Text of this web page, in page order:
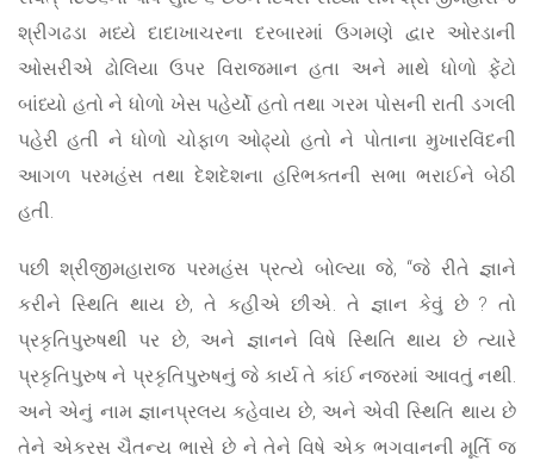
શ્રીગઢડા મધ્યે દાદાખાચરના દરબારમાં ઉગમણે દ્વાર ઓરડાની
ઓસરીએ ઢોલિયા ઉપર વિરાજમાન હતા અને માથે ધોળો ફેંટો
બાંધ્યો હતો ને ધોળો ખેસ પહેર્યો હતો તથા ગરમ પોસની રાતી ડગલી
પહેરી હતી ને ધોળો ચોફાળ ઓઢ્યો હતો ને પોતાના મુખારવિંદની
આગળ પરમહંસ તથા દેશદેશના હરિભક્તની સભા ભરાઈને બેઠી
હતી.
પછી શ્રીજીમહારાજ પરમહંસ પ્રત્યે બોલ્યા જે, “જે રીતે જ્ઞાને
કરીને સ્થિતિ થાય છે, તે કહીએ છીએ. તે જ્ઞાન કેવું છે ? તો
પ્રકૃતિપુરુષથી પર છે, અને જ્ઞાનને વિષે સ્થિતિ થાય છે ત્યારે
પ્રકૃતિપુરુષ ને પ્રકૃતિપુરુષનું જે કાર્ય તે કાંઈ નજરમાં આવતું નથી.
અને એનું નામ જ્ઞાનપ્રલય કહેવાય છે, અને એવી સ્થિતિ થાય છે
તેને એકરસ ચૈતન્ય ભાસે છે ને તેને વિષે એક ભગવાનની મૂર્તિ જ